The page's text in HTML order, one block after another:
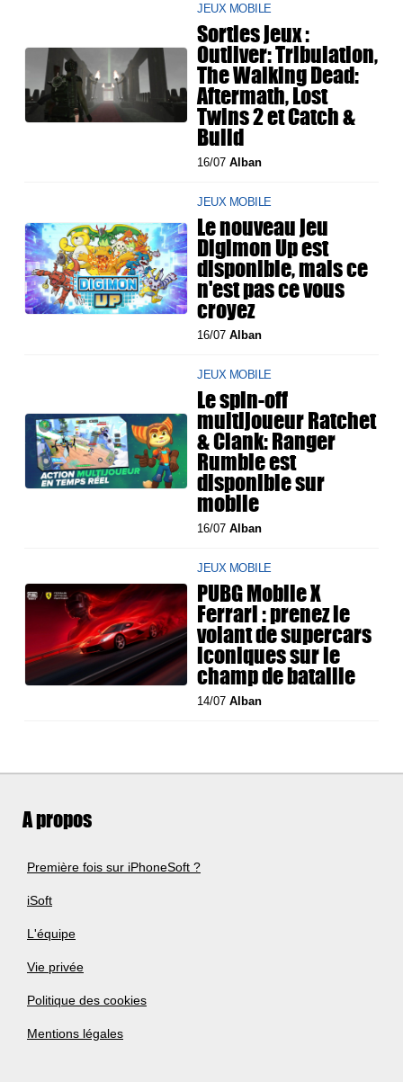
JEUX MOBILE
Sorties jeux :
Outliver: Tribulation,
The Walking Dead:
Aftermath, Lost
Twins 2 et Catch &
Build
16/07Alban
JEUX MOBILE
Le nouveau jeu
Digimon Up est
disponible, mais ce
n'est pas ce vous
croyez
16/07Alban
JEUX MOBILE
Le spin-off
multijoueur Ratchet
& Clank: Ranger
Rumble est
disponible sur
mobile
16/07Alban
JEUX MOBILE
PUBG Mobile X
Ferrari : prenez le
volant de supercars
iconiques sur le
champ de bataille
14/07Alban
A propos
Première fois sur iPhoneSoft ?
iSoft
L'équipe
Vie privée
Politique des cookies
Mentions légales